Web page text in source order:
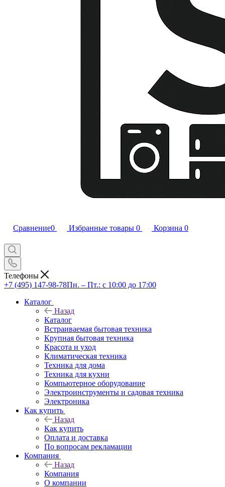
Сравнение0 Избранные товары 0 Корзина 0
Телефоны
+7 (495) 147-98-78Пн. – Пт.: с 10:00 до 17:00
Каталог
Назад
Каталог
Встраиваемая бытовая техника
Крупная бытовая техника
Красота и уход
Климатическая техника
Техника для дома
Техника для кухни
Компьютерное оборудование
Электроинструменты и садовая техника
Электроника
Как купить
Назад
Как купить
Оплата и доставка
По вопросам рекламации
Компания
Назад
Компания
О компании